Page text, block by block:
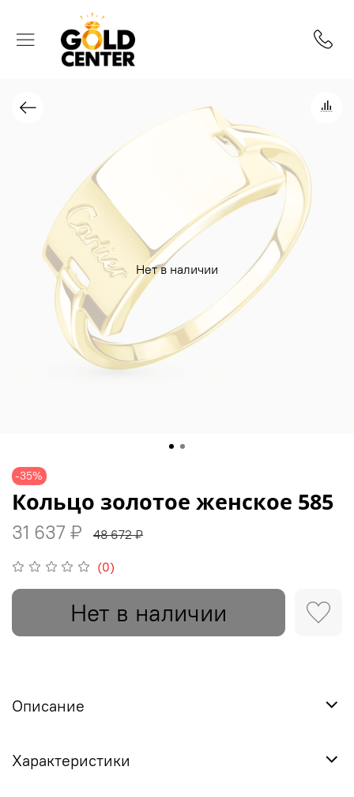
Нет в наличии
-35%
(0)
Кольцо золотое женское 585
31 637 ₽ 48 672 ₽
Нет в наличии
Описание
Характеристики